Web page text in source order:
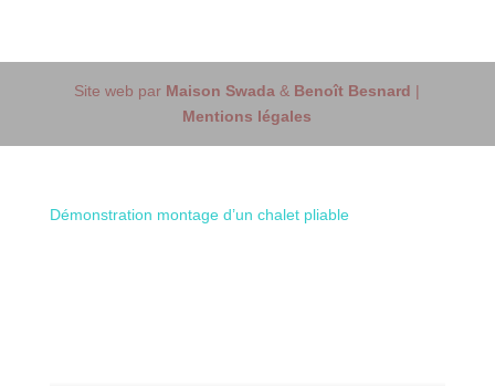
Démonstration montage d’un chalet pliable
Site web par Maison Swada & Benoît Besnard |
Mentions légales